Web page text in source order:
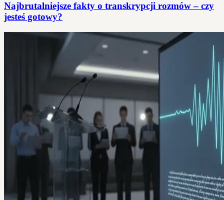
Najbrutalniejsze fakty o transkrypcji rozmów – czy
jesteś gotowy?